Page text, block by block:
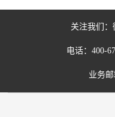
关注我们：
电话： 400-
业务邮